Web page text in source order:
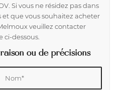
Si vous ne résidez pas dans
et que vous souhaitez acheter
veuillez contacter
ci-dessous.
ou de précisions